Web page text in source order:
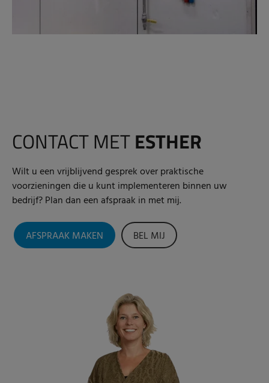
CONTACT METESTHER
Wilt u een vrijblijvend gesprek over praktische
voorzieningen die u kunt implementeren binnen uw
bedrijf? Plan dan een afspraak in met mij.
AFSPRAAK MAKEN BEL MIJ